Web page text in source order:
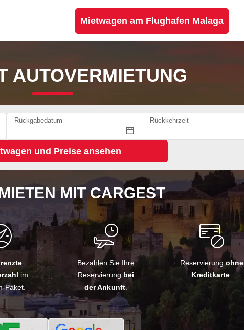
Mietwagen am Flughafen Malaga
AUTOVERMIETUNG
Rückgabedatum Rückkehrzeit
MIT CARGEST
im
Paket.
Bezahlen Sie Ihre
Reservierung bei
der Ankunft.
Reservierungohne
Kreditkarte